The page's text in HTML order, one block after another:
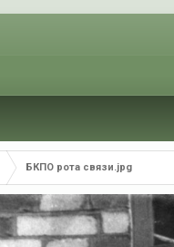
БКПО рота связи.jpg